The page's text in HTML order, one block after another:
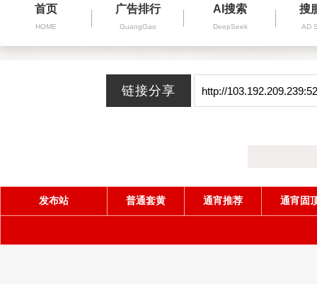
首页
HOME
广告排行
GuangGao
AI搜索
DeepSeek
搜
AD
发布站 普通套黄 通宵推荐 通宵固